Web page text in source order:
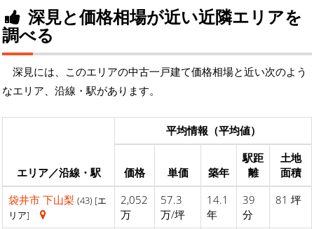
深見と価格相場が近い近隣エリアを
調べる
深見には、このエリアの中古一戸建て価格相場と近い次のよう
なエリア、沿線・駅があります。
エリア／沿線・駅
平均情報（平均値）
価格 単価 築年
駅距
離
土地
面積
袋井市 下山梨 (43) [エ
リア]
2,052
万
57.3
万/坪
14.1
年
39
分
81 坪